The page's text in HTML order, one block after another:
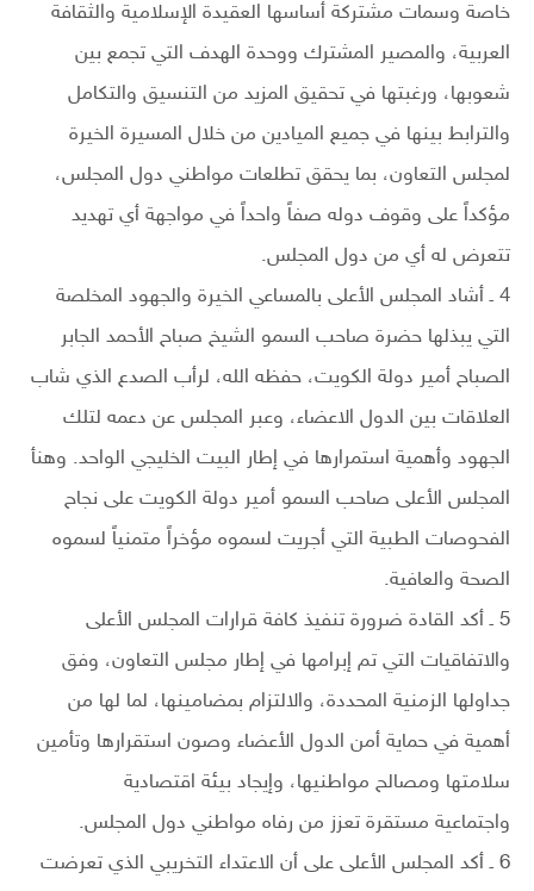
خاصة وسمات مشتركة أساسها العقيدة الإسلامية والثقافة
العربية، والمصير المشترك ووحدة الهدف التي تجمع بين
شعوبها، ورغبتها في تحقيق المزيد من التنسيق والتكامل
والترابط بينها في جميع الميادين من خلال المسيرة الخيرة
لمجلس التعاون، بما يحقق تطلعات مواطني دول المجلس،
مؤكداً على وقوف دوله صفاً واحداً في مواجهة أي تهديد
تتعرض له أي من دول المجلس.
4 ـ أشاد المجلس الأعلى بالمساعي الخيرة والجهود المخلصة
التي يبذلها حضرة صاحب السمو الشيخ صباح الأحمد الجابر
الصباح أمير دولة الكويت، حفظه الله، لرأب الصدع الذي شاب
العلاقات بين الدول الاعضاء، وعبر المجلس عن دعمه لتلك
الجهود وأهمية استمرارها في إطار البيت الخليجي الواحد. وهنأ
المجلس الأعلى صاحب السمو أمير دولة الكويت على نجاح
الفحوصات الطبية التي أجريت لسموه مؤخراً متمنياً لسموه
الصحة والعافية.
5 ـ أكد القادة ضرورة تنفيذ كافة قرارات المجلس الأعلى
والاتفاقيات التي تم إبرامها في إطار مجلس التعاون، وفق
جداولها الزمنية المحددة، والالتزام بمضامينها، لما لها من
أهمية في حماية أمن الدول الأعضاء وصون استقرارها وتأمين
سلامتها ومصالح مواطنيها، وإيجاد بيئة اقتصادية
واجتماعية مستقرة تعزز من رفاه مواطني دول المجلس.
6 ـ أكد المجلس الأعلى على أن الاعتداء التخريبي الذي تعرضت